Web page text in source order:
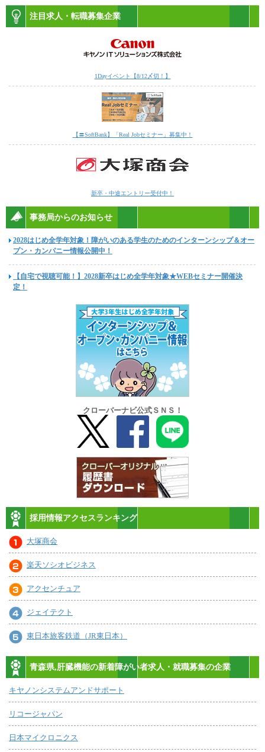
注目求人・転職募集企業
1Dayイベント【8/12〆切！】
【〓SoftBank】「Real Jobセミナー」募集中！
新卒・中途エントリー受付中！
事務局からのお知らせ
2028はじめ全学年対象！障がいのある学生のためのインターンシップ＆オー
プン・カンパニー情報公開中！
【自宅で視聴可能！】2028新卒はじめ全学年対象★WEBセミナー開催決
定！
クローバーナビ公式ＳＮＳ！
採用情報アクセスランキング
大塚商会
楽天ソシオビジネス
アクセンチュア
ジェイテクト
東日本旅客鉄道（JR東日本）
青森県,肝臓機能の新着障がい者求人・就職募集の企業
キヤノンシステムアンドサポート
リコージャパン
日本マイクロニクス